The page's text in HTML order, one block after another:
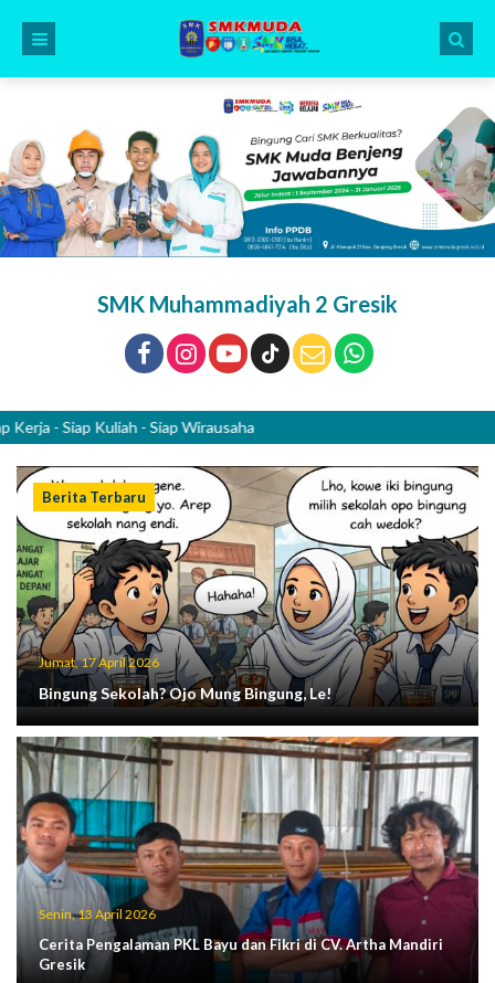
SMK Muhammadiyah 2 Gresik
Siap Kuliah - Siap Wirausaha
Berita Terbaru
Jumat, 17 April 2026
Bingung Sekolah? Ojo Mung Bingung, Le!
Senin, 13 April 2026
Cerita Pengalaman PKL Bayu dan Fikri di CV. Artha Mandiri
Gresik